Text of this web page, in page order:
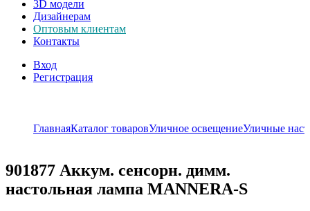
3D модели
Дизайнерам
Оптовым клиентам
Контакты
Вход
Регистрация
ГлавнаяКаталог товаровУличное освещениеУличные
901877 Аккум. сенсорн. димм.
настольная лампа MANNERA-S